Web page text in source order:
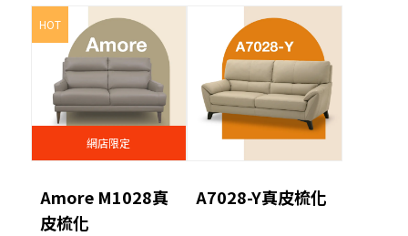
HOT
網店限定
Amore M1028真
皮梳化
A7028-Y真皮梳化